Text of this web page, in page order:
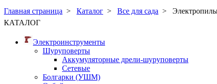
Главная страница > Каталог > Все для сада >
КАТАЛОГ
Электроинструменты
Шуруповерты
Аккумуляторные дрели-шуруповерты
Сетевые
Болгарки (УШМ)